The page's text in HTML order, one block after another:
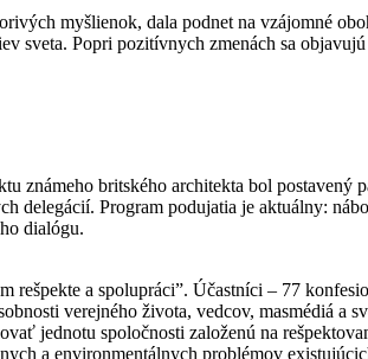
myšlienok, dala podnet na vzájomné
sveta. Popri pozitívnych zmenách sa
známeho britského architekta bol postavený
delegácií. Program podujatia je aktuálny:
dialógu.
a spolupráci”. Účastníci – 77
verejného života, vedcov, masmédiá a
jednotu spoločnosti založenú na
a environmentálnych problémov